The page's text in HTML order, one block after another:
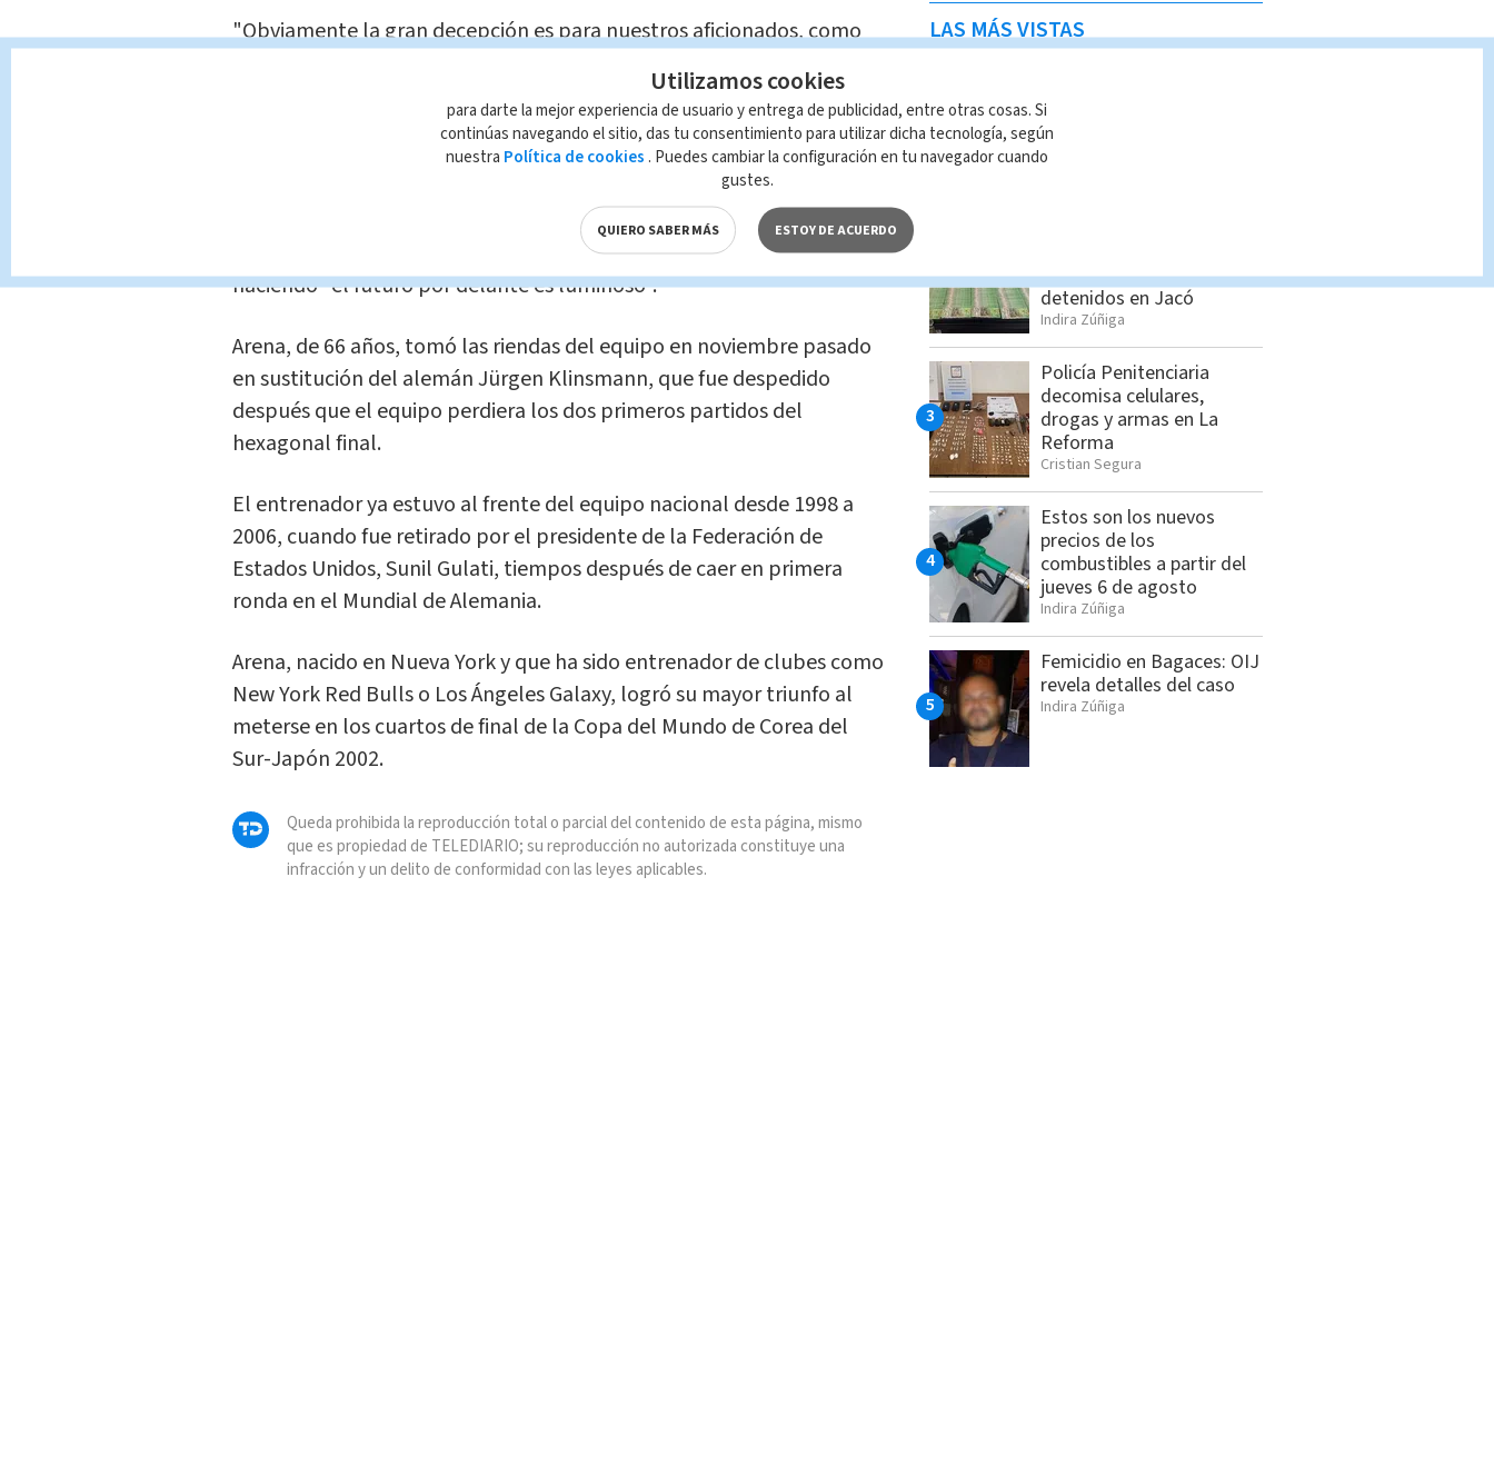
"Obviamente la gran decepción es para nuestros aficionados, como
crecido el apoyo al fútbol en Estados Unidos es increíblemente
Finalmente, aunque aceptó que ahora vienen "tiempos difíciles", dijo
creer firmemente que el fútbol en el país está yendo "en la buena
dirección" y con el talento de los jugadores y el trabajo que se está
haciendo "el futuro por delante es luminoso".
Arena, de 66 años, tomó las riendas del equipo en noviembre pasado
en sustitución del alemán Jürgen Klinsmann, que fue despedido
después que el equipo perdiera los dos primeros partidos del
hexagonal final.
El entrenador ya estuvo al frente del equipo nacional desde 1998 a
2006, cuando fue retirado por el presidente de la Federación de
Estados Unidos, Sunil Gulati, tiempos después de caer en primera
ronda en el Mundial de Alemania.
Arena, nacido en Nueva York y que ha sido entrenador de clubes como
New York Red Bulls o Los Ángeles Galaxy, logró su mayor triunfo al
meterse en los cuartos de final de la Copa del Mundo de Corea del
Sur-Japón 2002.
Queda prohibida la reproducción total o parcial del contenido de esta página, mismo
que es propiedad de TELEDIARIO; su reproducción no autorizada constituye una
infracción y un delito de conformidad con las leyes aplicables.
LAS MÁS VISTAS
Estos son los detenidos
por el OIJ
Indira Zúñiga
de alias “Diablo” son
detenidos en Jacó
Indira Zúñiga
Policía Penitenciaria
decomisa celulares,
drogas y armas en La
Reforma
Cristian Segura
Estos son los nuevos
precios de los
combustibles a partir del
jueves 6 de agosto
Indira Zúñiga
Femicidio en Bagaces: OIJ
revela detalles del caso
Indira Zúñiga
Utilizamos cookies
para darte la mejor experiencia de usuario y entrega de publicidad, entre otras cosas. Si
continúas navegando el sitio, das tu consentimiento para utilizar dicha tecnología, según
nuestra Política de cookies . Puedes cambiar la configuración en tu navegador cuando
gustes.
QUIERO SABER MÁS ESTOY DE ACUERDO